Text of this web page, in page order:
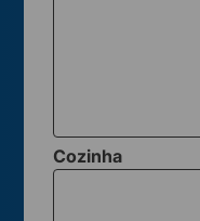
Cozinha